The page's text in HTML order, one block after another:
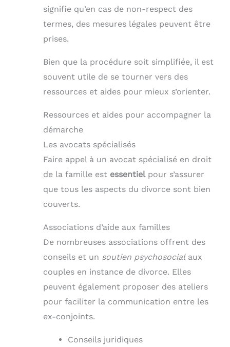
signifie qu’en cas de non-respect des
termes, des mesures légales peuvent être
prises.
Bien que la procédure soit simplifiée, il est
souvent utile de se tourner vers des
ressources et aides pour mieux s’orienter.
Ressources et aides pour accompagner la
démarche
Les avocats spécialisés
Faire appel à un avocat spécialisé en droit
de la famille est essentielpour s’assurer
que tous les aspects du divorce sont bien
couverts.
Associations d’aide aux familles
De nombreuses associations offrent des
conseils et un soutien psychosocialaux
couples en instance de divorce. Elles
peuvent également proposer des ateliers
pour faciliter la communication entre les
ex-conjoints.
Conseils juridiques